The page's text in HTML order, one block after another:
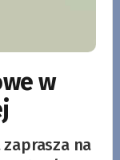
w
zaprasza na